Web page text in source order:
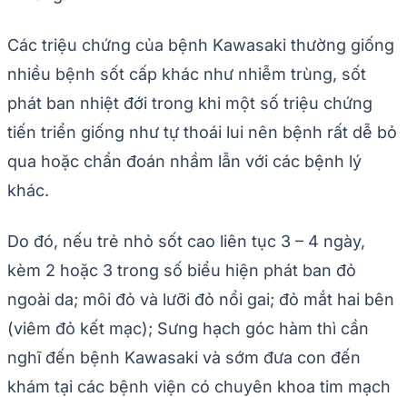
Các triệu chứng của bệnh Kawasaki thường giống
nhiều bệnh sốt cấp khác như nhiễm trùng, sốt
phát ban nhiệt đới trong khi một số triệu chứng
tiến triển giống như tự thoái lui nên bệnh rất dễ bỏ
qua hoặc chẩn đoán nhầm lẫn với các bệnh lý
khác.
Do đó, nếu trẻ nhỏ sốt cao liên tục 3 – 4 ngày,
kèm 2 hoặc 3 trong số biểu hiện phát ban đỏ
ngoài da; môi đỏ và lưỡi đỏ nổi gai; đỏ mắt hai bên
(viêm đỏ kết mạc); Sưng hạch góc hàm thì cần
nghĩ đến bệnh Kawasaki và sớm đưa con đến
khám tại các bệnh viện có chuyên khoa tim mạch